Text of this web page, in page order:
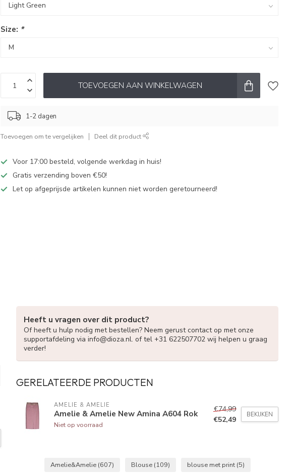
Size: *
TOEVOEGEN AAN WINKELWAGEN
1-2 dagen
Toevoegen om te vergelijken Deel dit product
Voor 17:00 besteld, volgende werkdag in huis!
Gratis verzending boven €50!
Let op afgeprijsde artikelen kunnen niet worden geretourneerd!
Heeft u vragen over dit product?
Of heeft u hulp nodig met bestellen? Neem gerust contact op met onze
supportafdeling via info@dioza.nl. of tel +31 622507702 wij helpen u graag
verder!
GERELATEERDE PRODUCTEN
AMELIE & AMELIE
Amelie & Amelie New Amina A604 Rok
Niet op voorraad
€74,99
€52,49
BEKIJKEN
Amelie&Amelie (607) Blouse (109) blouse met print (5)